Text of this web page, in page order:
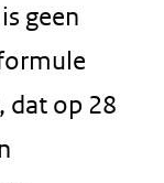
geen
dat op 28